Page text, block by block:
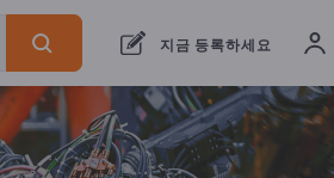
지금 등록하세요
개의 수출 업체3